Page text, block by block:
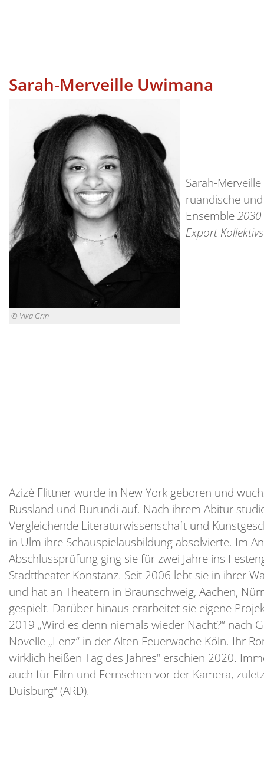
Sarah-Merveille Uwimana
© Vika Grin
Sarah-
ruandische
Ensemble2030
Export Kollektivs
Azizè Flittner wurde in New York geboren und
Russland und Burundi auf. Nach ihrem Abitur
Vergleichende Literaturwissenschaft und
in Ulm ihre Schauspielausbildung absolvierte. Im
Abschlussprüfung ging sie für zwei Jahre ins
Stadttheater Konstanz. Seit 2006 lebt sie in ihrer
und hat an Theatern in Braunschweig, Aachen,
gespielt. Darüber hinaus erarbeitet sie eigene
2019 „Wird es denn niemals wieder Nacht?“ nach
Novelle „Lenz“ in der Alten Feuerwache Köln. Ihr
wirklich heißen Tag des Jahres“ erschien 2020.
auch für Film und Fernsehen vor der Kamera,
Duisburg“ (ARD).